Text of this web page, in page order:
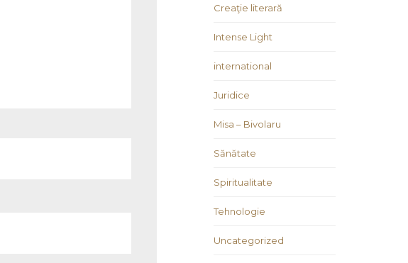
Creaţie literară
Intense Light
international
Juridice
Misa – Bivolaru
Sănătate
Spiritualitate
Tehnologie
Uncategorized